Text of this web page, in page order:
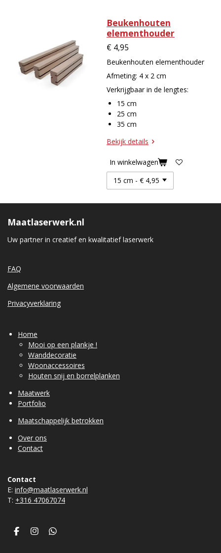
Beukenhouten
elementhouder
€ 4,95
Beukenhouten elementhouder
Afmeting: 4 x 2 cm
Verkrijgbaar in de lengtes:
15 cm
25 cm
35 cm
Bekijk details
In winkelwagen
Maatlaserwerk.nl
Uw partner in creatief en kwalitatief laserwerk
FAQ
Algemene voorwaarden
Privacyverklaring
Home
Mooi op een plankje !
Wanddecoratie
Woonaccessoires
Houten snij en borrelplanken
Maatwerk
Portfolio
Maatschappelijk betrokken
Over ons
Contact
Contact
E: info@maatlaserwerk.nl
T: +316 47067074
F
I
W